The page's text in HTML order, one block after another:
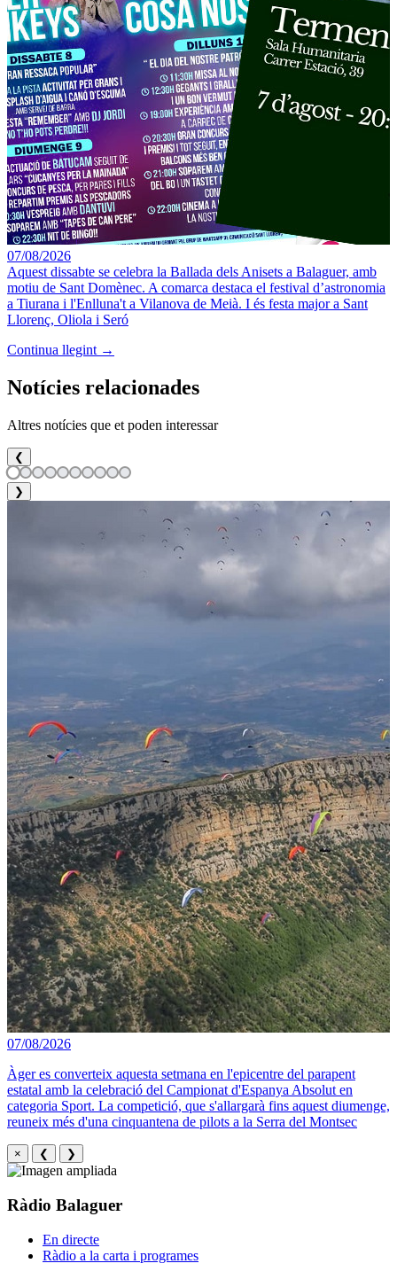
07/08/2026
Aquest dissabte se celebra la Ballada dels Anisets a Balaguer, amb
motiu de Sant Domènec. A comarca destaca el festival d’astronomia
a Tiurana i l'Enlluna't a Vilanova de Meià. I és festa major a Sant
Llorenç, Oliola i Seró
Continua llegint →
Notícies relacionades
Altres notícies que et poden interessar
❮
❯
07/08/2026
Àger es converteix aquesta setmana en l'epicentre del parapent
estatal amb la celebració del Campionat d'Espanya Absolut en
categoria Sport. La competició, que s'allargarà fins aquest diumenge,
reuneix més d'una cinquantena de pilots a la Serra del Montsec
× ❮ ❯
Ràdio Balaguer
En directe
Ràdio a la carta i programes